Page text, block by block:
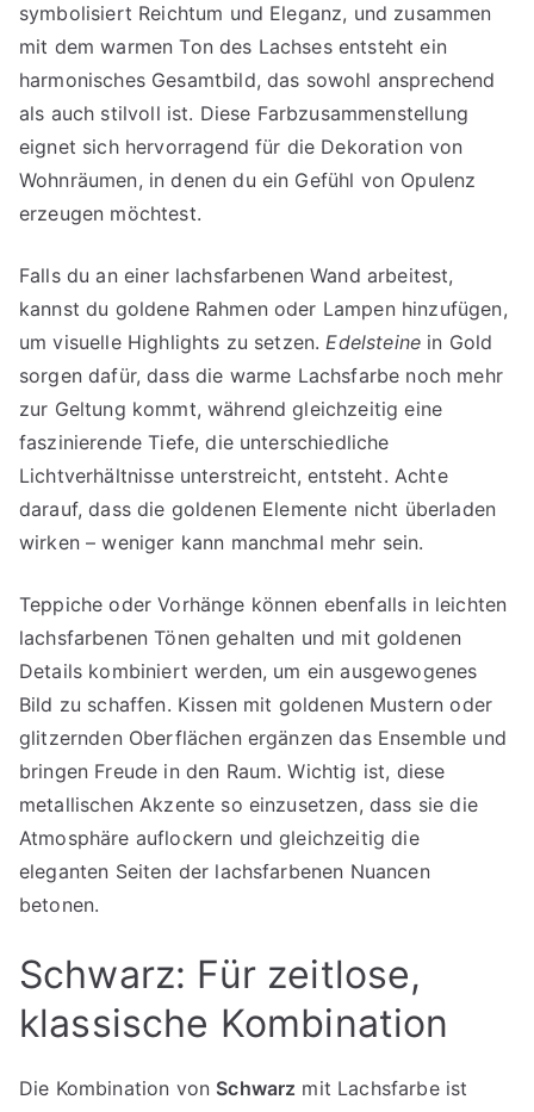
symbolisiert Reichtum und Eleganz, und zusammen
mit dem warmen Ton des Lachses entsteht ein
harmonisches Gesamtbild, das sowohl ansprechend
als auch stilvoll ist. Diese Farbzusammenstellung
eignet sich hervorragend für die Dekoration von
Wohnräumen, in denen du ein Gefühl von Opulenz
erzeugen möchtest.
Falls du an einer lachsfarbenen Wand arbeitest,
kannst du goldene Rahmen oder Lampen hinzufügen,
um visuelle Highlights zu setzen.Edelsteine in Gold
sorgen dafür, dass die warme Lachsfarbe noch mehr
zur Geltung kommt, während gleichzeitig eine
faszinierende Tiefe, die unterschiedliche
Lichtverhältnisse unterstreicht, entsteht. Achte
darauf, dass die goldenen Elemente nicht überladen
wirken – weniger kann manchmal mehr sein.
Teppiche oder Vorhänge können ebenfalls in leichten
lachsfarbenen Tönen gehalten und mit goldenen
Details kombiniert werden, um ein ausgewogenes
Bild zu schaffen. Kissen mit goldenen Mustern oder
glitzernden Oberflächen ergänzen das Ensemble und
bringen Freude in den Raum. Wichtig ist, diese
metallischen Akzente so einzusetzen, dass sie die
Atmosphäre auflockern und gleichzeitig die
eleganten Seiten der lachsfarbenen Nuancen
betonen.
Schwarz: Für zeitlose,
klassische Kombination
Die Kombination von Schwarz mit Lachsfarbe ist